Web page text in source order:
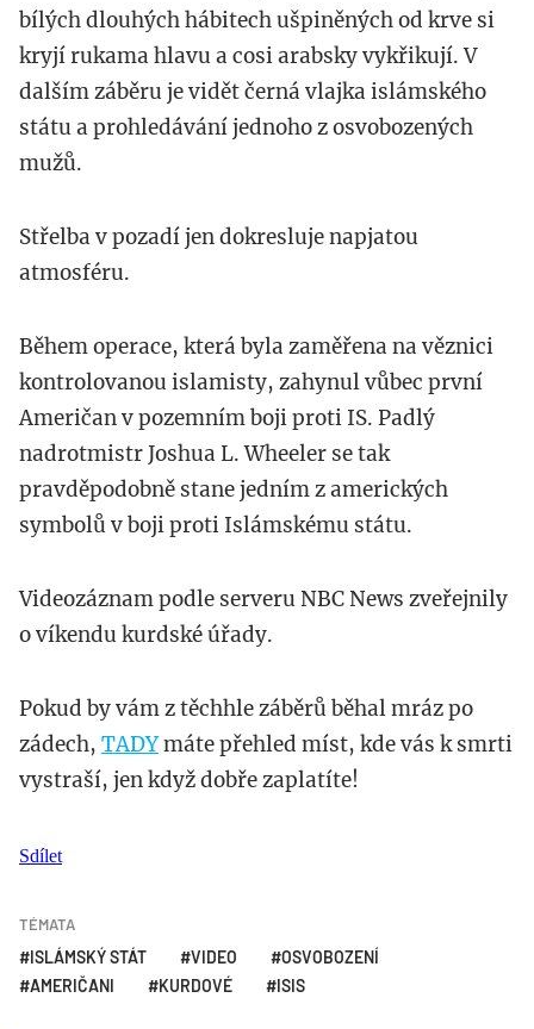
bílých dlouhých hábitech ušpiněných od krve si
kryjí rukama hlavu a cosi arabsky vykřikují. V
dalším záběru je vidět černá vlajka islámského
státu a prohledávání jednoho z osvobozených
mužů.
Střelba v pozadí jen dokresluje napjatou
atmosféru.
Během operace, která byla zaměřena na věznici
kontrolovanou islamisty, zahynul vůbec první
Američan v pozemním boji proti IS. Padlý
nadrotmistr Joshua L. Wheeler se tak
pravděpodobně stane jedním z amerických
symbolů v boji proti Islámskému státu.
Videozáznam podle serveru NBC News zveřejnily
o víkendu kurdské úřady.
Pokud by vám z těchhle záběrů běhal mráz po
zádech, TADYmáte přehled míst, kde vás k smrti
vystraší, jen když dobře zaplatíte!
Sdílet
TÉMATA
ISLÁMSKÝ STÁT VIDEO
OSVOBOZENÍ
AMERIČANI
KURDOVÉ ISIS